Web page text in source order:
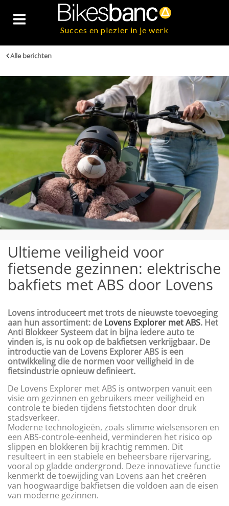
Succes en plezier in je werk
Alle berichten
Ultieme veiligheid voor
fietsende gezinnen: elektrische
bakfiets met ABS door Lovens
Lovens introduceert met trots de nieuwste toevoeging
aan hun assortiment: de Lovens Explorer met ABS. Het
Anti Blokkeer Systeem dat in bijna iedere auto te
vinden is, is nu ook op de bakfietsen verkrijgbaar. De
introductie van de Lovens Explorer ABS is een
ontwikkeling die de normen voor veiligheid in de
fietsindustrie opnieuw definieert.
De Lovens Explorer met ABS is ontworpen vanuit een
visie om gezinnen en gebruikers meer veiligheid en
controle te bieden tijdens fietstochten door druk
stadsverkeer.
Moderne technologieën, zoals slimme wielsensoren en
een ABS-controle-eenheid, verminderen het risico op
slippen en blokkeren bij krachtig remmen. Dit
resulteert in een stabiele en beheersbare rijervaring,
vooral op gladde ondergrond. Deze innovatieve functie
kenmerkt de toewijding van Lovens aan het creëren
van hoogwaardige bakfietsen die voldoen aan de eisen
van moderne gezinnen.